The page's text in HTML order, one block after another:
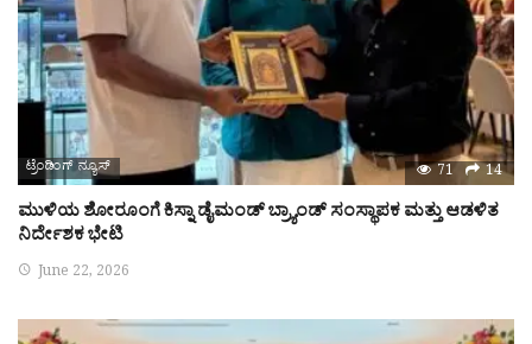
ಟ್ರೆಂಡಿಂಗ್ ನ್ಯೂಸ್ 71 14
ಮುಳಿಯ ಶೋರೂಂಗೆ ಕಿಸ್ನಾ ಡೈಮಂಡ್ ಬ್ರ್ಯಾಂಡ್ ಸಂಸ್ಥಾಪಕ ಮತ್ತು ಆಡಳಿತ
ನಿರ್ದೇಶಕ ಭೇಟಿ
June 22, 2026